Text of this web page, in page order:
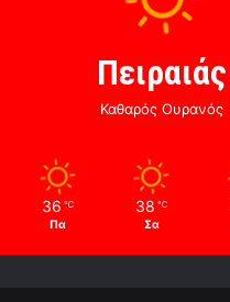
Πειραιάς
Καθαρός Ουρανός
36 ℃
Πα
38 ℃
Σα